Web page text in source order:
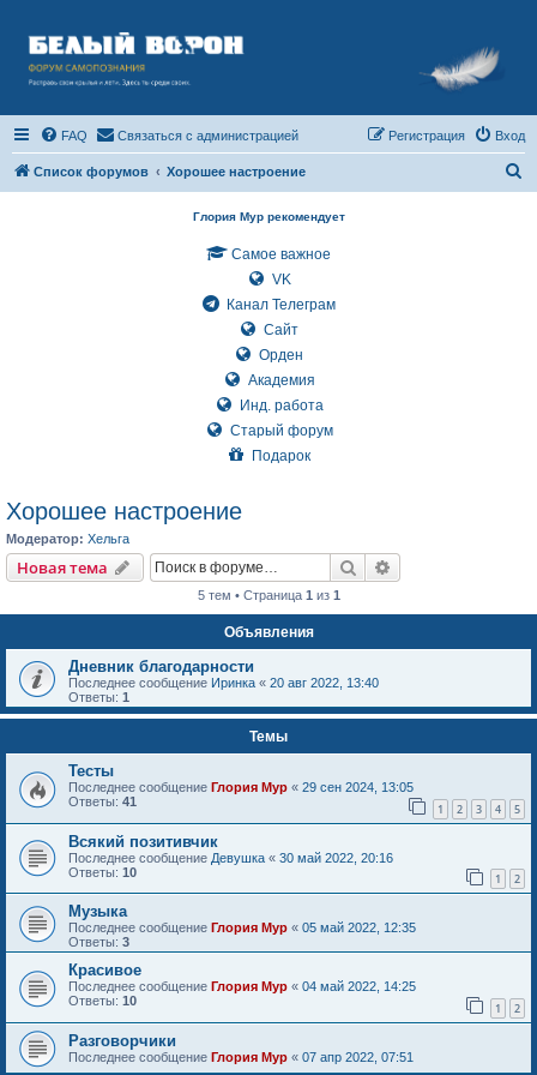
FAQ Связаться с администрацией Вход
Регистрация
Список форумов Хорошее настроение
Глория Мур рекомендует
Самое важное
VK
Канал Телеграм
Сайт
Орден
Академия
Инд. работа
Старый форум
Подарок
Хорошее настроение
Модератор: Хельга
Новая тема Поиск
5 тем • Страница 1 из 1
Объявления
Дневник благодарности
Последнее сообщение Иринка « 20 авг 2022, 13:40
Ответы: 1
Темы
Тесты
Последнее сообщение Глория Мур « 29 сен 2024, 13:05
Ответы: 41 1 2 3 4 5
Всякий позитивчик
Последнее сообщение Девушка « 30 май 2022, 20:16
Ответы: 10 1 2
Музыка
Последнее сообщение Глория Мур « 05 май 2022, 12:35
Ответы: 3
Красивое
Последнее сообщение Глория Мур « 04 май 2022, 14:25
Ответы: 10 1 2
Разговорчики
Последнее сообщение Глория Мур « 07 апр 2022, 07:51